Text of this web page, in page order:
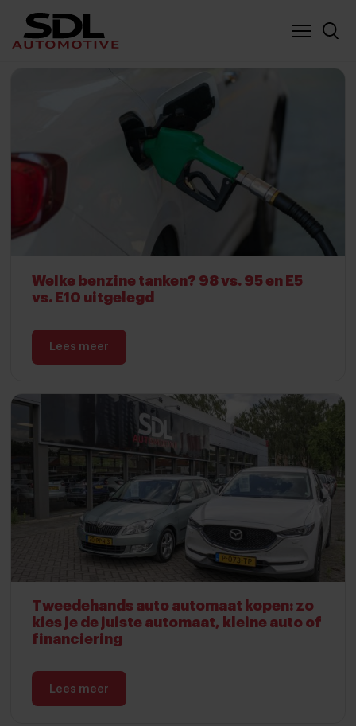
Nieuwe locatie SDL
Vergelijker
Welke benzine tanken? 98 vs. 95 en E5
vs. E10 uitgelegd
Lees meer
Tweedehands auto automaat kopen: zo
kies je de juiste automaat, kleine auto of
financiering
Lees meer